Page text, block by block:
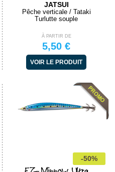
JATSUI
Pêche verticale / Tataki
Turlutte souple
À PARTIR DE
5,50 €
VOIR LE PRODUIT
-50%